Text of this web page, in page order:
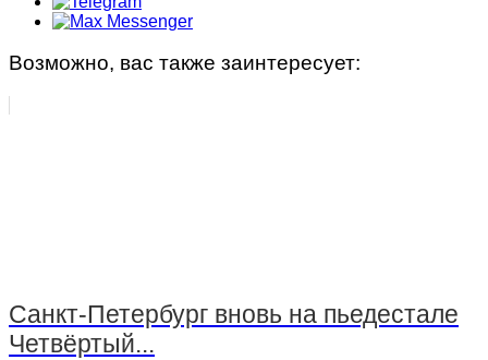
Фитнес занятия
Фитнес, аэробика
Зумба-фитнес
Возможно, вас также заинтересует:
Санкт-Петербург вновь на пьедестале
Четвёртый...